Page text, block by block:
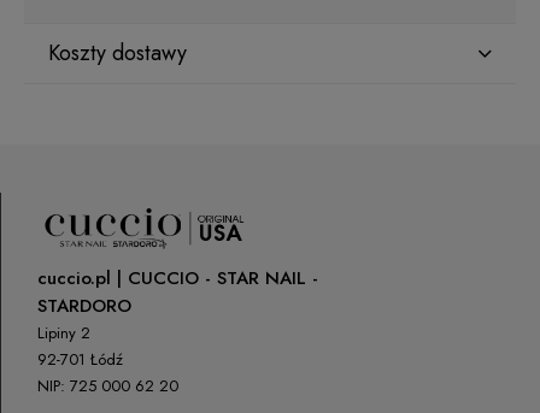
Koszty dostawy
ORLEN Paczka(Dostawa 1-2 dni robocze)
DPD Pickup(Punkty odbioru / Automaty
paczkowe)
Paczkomaty InPost
cuccio.pl | CUCCIO - STAR NAIL -
STARDORO
Lipiny 2
92-701 Łódź
NIP: 725 000 62 20